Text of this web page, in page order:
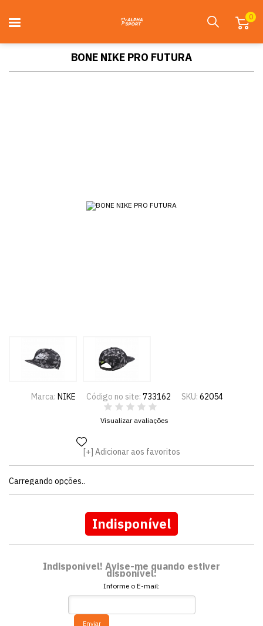
0
BONE NIKE PRO FUTURA
Marca: NIKE Código no site: 733162 SKU: 62054
Visualizar avaliações
Adicionar aos favoritos
Carregando opções..
Indisponível
Indisponível! Avise-me quando estiver
disponível:
Informe o E-mail:
Enviar